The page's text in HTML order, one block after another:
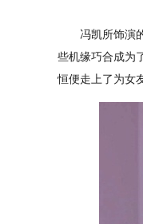
冯凯所饰演的
些机缘巧合成为
恒便走上了为女